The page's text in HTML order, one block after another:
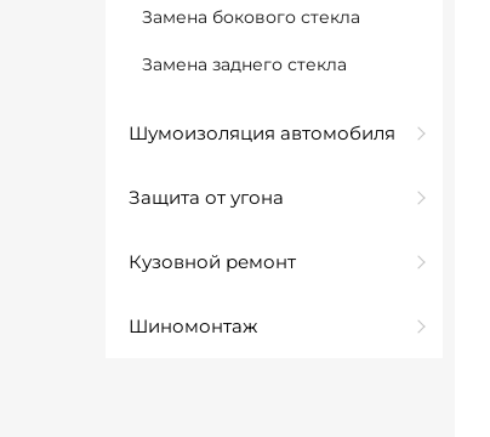
Замена бокового стекла
Замена заднего стекла
Шумоизоляция автомобиля
Защита от угона
Кузовной ремонт
Шиномонтаж